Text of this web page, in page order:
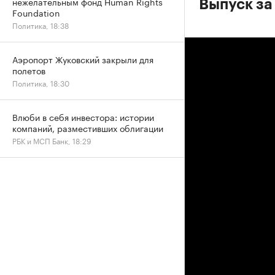
Выпуск
Foundation
Политика, 18:38
Аэропорт Жуковский закрыли для
полетов
Политика, 18:30
Влюби в себя инвестора: истории
компаний, разместивших облигации
РБК и МСП Банк, 18:29